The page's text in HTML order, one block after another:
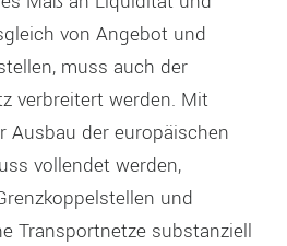
von Angebot und
muss auch der
verbreitert werden. Mit
Ausbau der europäischen
vollendet werden,
und
Transportnetze substanziell